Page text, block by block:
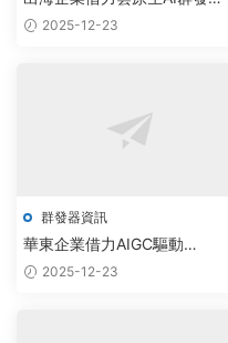
案，實現Telegram營銷自動化
2025-12-23
群發器資訊
華東企業借力AIGC驅動
Telegram私信工具，實現社群
2025-12-23